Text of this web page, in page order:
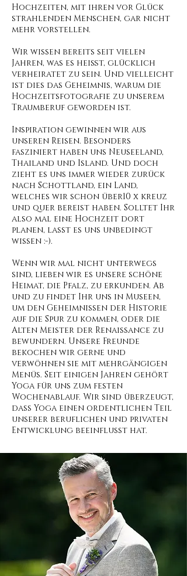
Hochzeiten, mit ihren vor Glück
strahlenden Menschen, gar nicht
mehr vorstellen.
Wir wissen bereits seit vielen
Jahren, was es heißt, glücklich
verheiratet zu sein. Und vielleicht
ist dies das Geheimnis, warum die
Hochzeitsfotografie zu unserem
Traumberuf geworden ist.
Inspiration gewinnen wir aus
unseren Reisen. Besonders
fasziniert haben uns Neuseeland,
Thailand und Island. Und doch
zieht es uns immer wieder zurück
nach Schottland, ein Land,
welches wir schon über10 x kreuz
und quer bereist haben. Solltet Ihr
also mal eine Hochzeit dort
planen, lasst es uns unbedingt
wissen :-).
Wenn wir mal nicht unterwegs
sind, lieben wir es unsere schöne
Heimat, die Pfalz, zu erkunden. Ab
und zu findet Ihr uns in Museen,
um den Geheimnissen der Historie
auf die Spur zu kommen, oder die
Alten Meister der Renaissance zu
bewundern. Unsere Freunde
bekochen wir gerne und
verwöhnen sie mit mehrgängigen
Menüs. Seit einigen Jahren gehört
Yoga für uns zum festen
Wochenablauf. Wir sind überzeugt,
dass Yoga einen ordentlichen Teil
unserer beruflichen und privaten
Entwicklung beeinflusst hat.